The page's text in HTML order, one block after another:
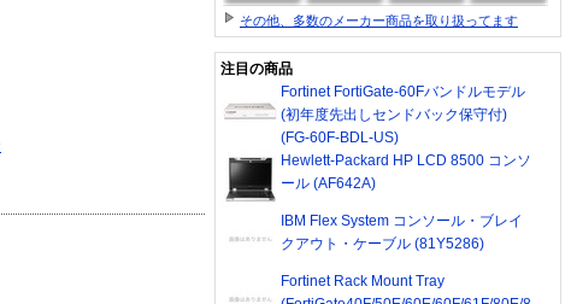
その他、多数のメーカー商品を取り扱ってます
注目の商品
Fortinet FortiGate-60Fバンドルモデル
(初年度先出しセンドバック保守付)
(FG-60F-BDL-US)
Hewlett-Packard HP LCD 8500 コンソ
ール (AF642A)
IBM Flex System コンソール・ブレイ
クアウト・ケーブル (81Y5286)
Fortinet Rack Mount Tray